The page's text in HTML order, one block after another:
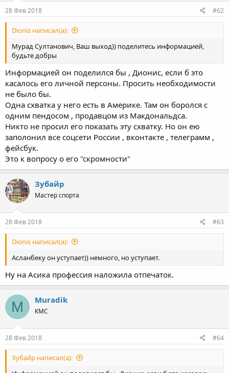
28 Фев 2018 #62
Dionis написал(а):
Мурад Султанович, Ваш выход)) поделитесь информацией,
будьте добры
Информацией он поделился бы , Дионис, если б это
касалось его личной персоны. Просить необходимости
не было бы.
Одна схватка у него есть в Америке. Там он боролся с
одним пендосом , продавцом из Макдональдса.
Никто не просил его показать эту схватку. Но он ею
заполонил все соцсети России , вконтакте , телеграмм ,
фейсбук.
Это к вопросу о его "скромности"
Зубайр
Мастер спорта
28 Фев 2018 #63
Dionis написал(а):
Асланбеку он уступает)) немного, но уступает.
Ну на Асика профессия наложила отпечаток.
M Muradik
КМС
28 Фев 2018 #64
Зубайр написал(а):